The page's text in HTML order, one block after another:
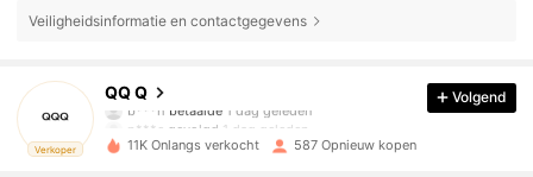
Veiligheidsinformatie en contactgegevens
Verkoper
QQ Q
4.67
b***h
p***e gevolgd 1 dag geleden
4.67
Volgend
11K Onlangs verkocht 587 Opnieuw kopen